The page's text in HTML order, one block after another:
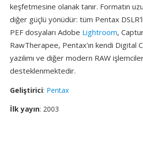
keşfetmesine olanak tanır. Formatın
diğer güçlü yönüdür: tüm Pentax
PEF dosyaları Adobe Lightroom,
RawTherapee, Pentax'ın kendi Digital
yazılımı ve diğer modern RAW
desteklenmektedir.
Geliştirici: Pentax
İlk yayın: 2003